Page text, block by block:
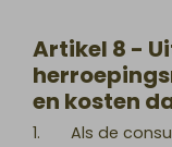
Artikel 8 -
en kosten
1. Als de